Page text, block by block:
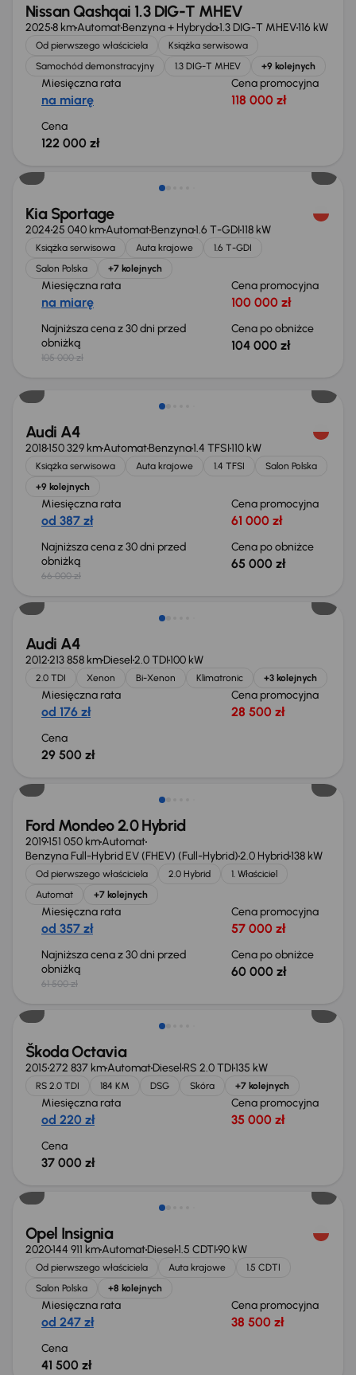
Nissan Qashqai 1.3 DIG-T MHEV
20258 kmAutomatBenzyna + Hybryda1.3 DIG-T MHEV116 kW
Od pierwszego właściciela
Książka serwisowa
Samochód demonstracyjny
1.3 DIG-T MHEV +9 kolejnych
Miesięczna rata
na miarę
Cena promocyjna
118 000 zł
Cena
122 000 zł
Kia Sportage
202425 040 kmAutomatBenzyna1.6 T-GDI118 kW
Książka serwisowa Auta krajowe
1.6 T-GDI
Salon Polska
+7 kolejnych
Miesięczna rata
na miarę
Cena promocyjna
100 000 zł
Najniższa cena z 30 dni przed
obniżką
105 000 zł
Cena po obniżce
104 000 zł
Audi A4
2018150 329 kmAutomatBenzyna1.4 TFSI110 kW
Książka serwisowa Auta krajowe 1.4 TFSI
Salon Polska
+9 kolejnych
Miesięczna rata
od 387 zł
Cena promocyjna
61 000 zł
Najniższa cena z 30 dni przed
obniżką
66 000 zł
Cena po obniżce
65 000 zł
Audi A4
2012213 858 kmDiesel2.0 TDI100 kW
2.0 TDI Xenon Bi-Xenon Klimatronic +3 kolejnych
Miesięczna rata
od 176 zł
Cena promocyjna
28 500 zł
Cena
29 500 zł
Taniej o 1 500 zł
Ford Mondeo 2.0 Hybrid
2019151 050 kmAutomat
Benzyna Full-Hybrid EV (FHEV) (Full-Hybrid)2.0 Hybrid138 kW
Od pierwszego właściciela 2.0 Hybrid
1. Właściciel
Automat
+7 kolejnych
Miesięczna rata
od 357 zł
Cena promocyjna
57 000 zł
Najniższa cena z 30 dni przed
obniżką
61 500 zł
Cena po obniżce
60 000 zł
Škoda Octavia
2015272 837 kmAutomatDiesel RS 2.0 TDI135 kW
RS 2.0 TDI 184 KM DSG Skóra +7 kolejnych
Miesięczna rata
od 220 zł
Cena promocyjna
35 000 zł
Cena
37 000 zł
Opel Insignia
2020144 911 kmAutomatDiesel1.5 CDTI90 kW
Od pierwszego właściciela Auta krajowe
1.5 CDTI
Salon Polska
+8 kolejnych
Miesięczna rata
od 247 zł
Cena promocyjna
38 500 zł
Cena
41 500 zł